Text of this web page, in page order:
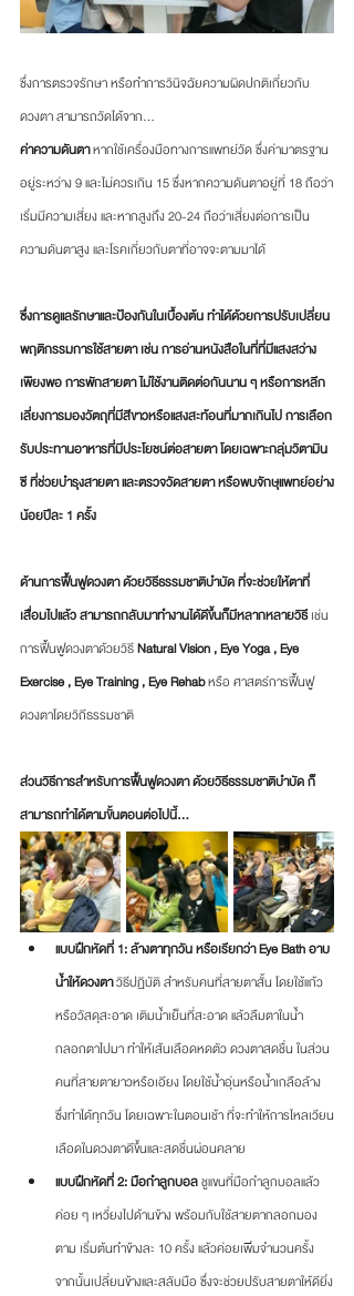
ซึ่งการตรวจรักษา หรือทำการวินิจฉัยความผิดปกติเกี่ยวกับ
ดวงตา สามารถวัดได้จาก...
ค่าความดันตา หากใช้เครื่องมือทางการแพทย์วัด ซึ่งค่ามาตรฐาน
อยู่ระหว่าง 9 และไม่ควรเกิน 15 ซึ่งหากความดันตาอยู่ที่ 18 ถือว่า
เริ่มมีความเสี่ยง และหากสูงถึง 20-24 ถือว่าเสี่ยงต่อการเป็น
ความดันตาสูง และโรคเกี่ยวกับตาที่อาจจะตามมาได้
ซึ่งการดูแลรักษาและป้องกันในเบื้องต้น ทำได้ด้วยการปรับเปลี่ยน
พฤติกรรมการใช้สายตา เช่น การอ่านหนังสือในที่ที่มีแสงสว่าง
เพียงพอ การพักสายตา ไม่ใช้งานติดต่อกันนาน ๆ หรือการหลีก
เลี่ยงการมองวัตถุที่มีสีขาวหรือแสงสะท้อนที่มากเกินไป การเลือก
รับประทานอาหารที่มีประโยชน์ต่อสายตา โดยเฉพาะกลุ่มวิตามิน
ซี ที่ช่วยบำรุงสายตา และตรวจวัดสายตา หรือพบจักษุแพทย์อย่าง
น้อยปีละ 1 ครั้ง
ด้านการฟื้นฟูดวงตา ด้วยวิธีธรรมชาติบำบัด ที่จะช่วยให้ตาที่
เสื่อมไปแล้ว สามารถกลับมาทำงานได้ดีขึ้นก็มีหลากหลายวิธี เช่น
การฟื้นฟูดวงตาด้วยวิธี Natural Vision , Eye Yoga , Eye
Exercise , Eye Training , Eye Rehab หรือ ศาสตร์การฟื้นฟู
ดวงตาโดยวิถีธรรมชาติ
ส่วนวิธีการสำหรับการฟื้นฟูดวงตา ด้วยวิธีธรรมชาติบำบัด ก็
สามารถทำได้ตามขั้นตอนต่อไปนี้...
แบบฝึกหัดที่ 1: ล้างตาทุกวัน หรือเรียกว่า Eye Bath อาบ
น้ำให้ดวงตา วิธีปฏิบัติ สำหรับคนที่สายตาสั้น โดยใช้แก้ว
หรือวัสดุสะอาด เติมน้ำเย็นที่สะอาด แล้วลืมตาในน้ำ
กลอกตาไปมา ทำให้เส้นเลือดหดตัว ดวงตาสดชื่น ในส่วน
คนที่สายตายาวหรือเอียง โดยใช้น้ำอุ่นหรือน้ำเกลือล้าง
ซึ่งทำได้ทุกวัน โดยเฉพาะในตอนเช้า ที่จะทำให้การไหลเวียน
เลือดในดวงตาดีขึ้นและสดชื่นผ่อนคลาย
แบบฝึกหัดที่ 2: มือกำลูกบอล ชูแขนที่มือกำลูกบอลแล้ว
ค่อย ๆ เหวี่ยงไปด้านข้าง พร้อมกับใช้สายตากลอกมอง
ตาม เริ่มต้นทำข้างละ 10 ครั้ง แล้วค่อยเพิ่มจำนวนครั้ง
จากนั้นเปลี่ยนข้างและสลับมือ ซึ่งจะช่วยปรับสายตาให้ดียิ่ง